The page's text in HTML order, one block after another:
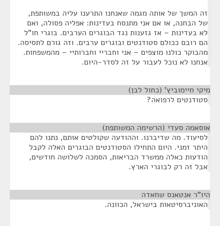
זה המשך של אותה מגמה שאנחנו התרענו עליה במשותפת,
של הבחנה, או אם אני מתנסח בעדינות: אפליה פסולה, ואם
לא בעדינות – אז גזענות נגד הבוגרים הערבים. בוגרי חו"ל
הם רובם ככולם סטודנטים ובוגרים ערבים. וזה גורם לתסיסה.
מהבוקר כולנו מוצפים – אני וחבריי וחברותיי – מהמשפחות.
אנחנו לא נוכל לעבור על זה לסדר-היום.
מיקי חיימוביץ' (כחול לבן)
סטודנטים לרפואה?
אוסאמה סעדי (הרשימה המשותפת)
לסיעוד. מה שדיברנו. וההודעה שקולטים אותם, נתנו להם
היתר זמני. היום התחילו הסטודנטים הבוגרים האלה לקבל
הודעות כאלה ממשרד הבריאות, הסמכה לשלושה חודשים,
אבל זה רק לבוגרי הארץ.
היו"ר אנטאנס שחאדה
האוניברסיטאות בישראל, הכוונה.